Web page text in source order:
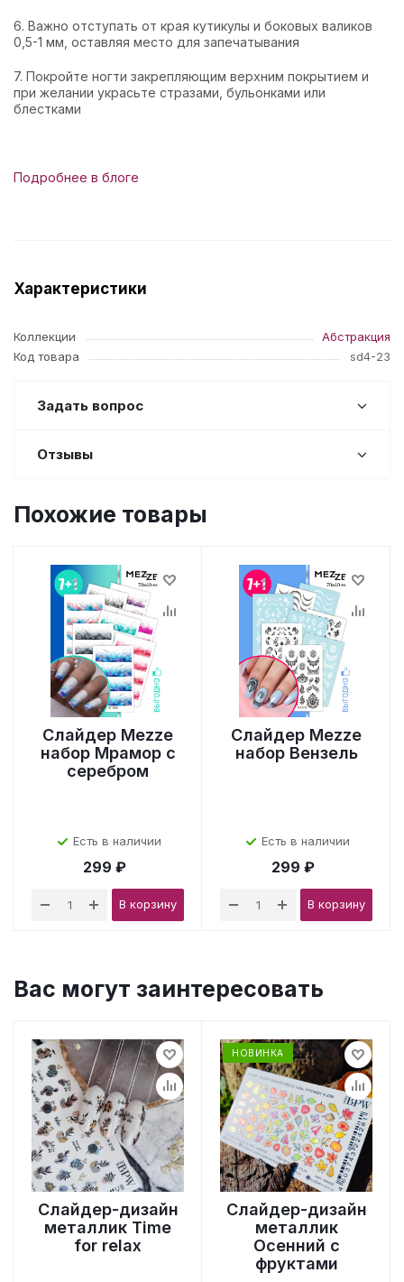
6. Важно отступать от края кутикулы и боковых валиков
0,5-1 мм, оставляя место для запечатывания
7. Покройте ногти закрепляющим верхним покрытием и
при желании украсьте стразами, бульонками или
блестками
Подробнее в блоге
Характеристики
Коллекции
Абстракция
Код товара
sd4-23
Задать вопрос
Отзывы
Похожие товары
Слайдер Mezze
набор Мрамор с
серебром
Есть в наличии
299 ₽
В корзину
Слайдер Mezze
набор Вензель
Есть в наличии
299 ₽
В корзину
Вас могут заинтересовать
Слайдер-дизайн
металлик Time
for relax
НОВИНКА
Слайдер-дизайн
металлик
Осенний с
фруктами